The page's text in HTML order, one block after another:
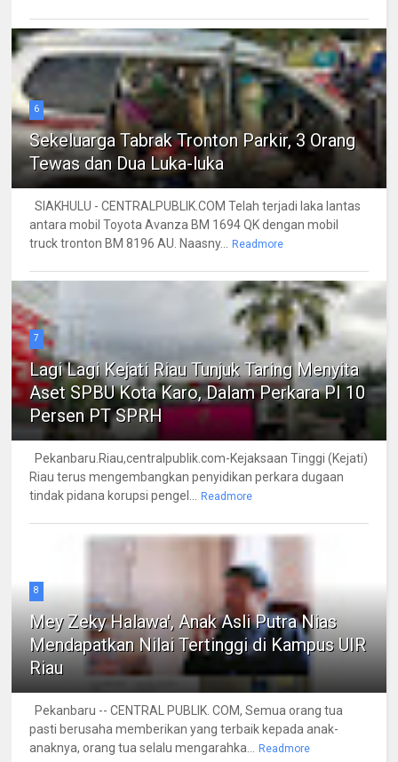
6
Sekeluarga Tabrak Tronton Parkir, 3 Orang
Tewas dan Dua Luka-luka
SIAKHULU - CENTRALPUBLIK.COM Telah terjadi laka lantas
antara mobil Toyota Avanza BM 1694 QK dengan mobil
truck tronton BM 8196 AU. Naasny... Readmore
7
Lagi Lagi Kejati Riau Tunjuk Taring Menyita
Aset SPBU Kota Karo, Dalam Perkara PI 10
Persen PT SPRH
Pekanbaru.Riau,centralpublik.com-Kejaksaan Tinggi (Kejati)
Riau terus mengembangkan penyidikan perkara dugaan
tindak pidana korupsi pengel... Readmore
8
Mey Zeky Halawa', Anak Asli Putra Nias
Mendapatkan Nilai Tertinggi di Kampus UIR
Riau
Pekanbaru -- CENTRAL PUBLIK. COM, Semua orang tua
pasti berusaha memberikan yang terbaik kepada anak-
anaknya, orang tua selalu mengarahka... Readmore